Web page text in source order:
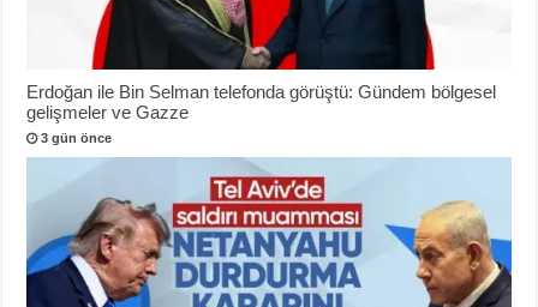
Erdoğan ile Bin Selman telefonda görüştü: Gündem bölgesel
gelişmeler ve Gazze
3 gün önce